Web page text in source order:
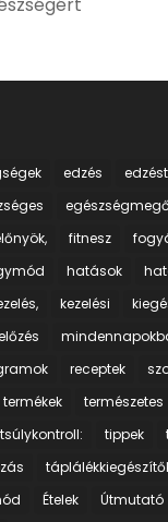
edzés
fitnesz
hatások
kezelési
receptek
termékek
természetes
tippek
Ételek Útmutató